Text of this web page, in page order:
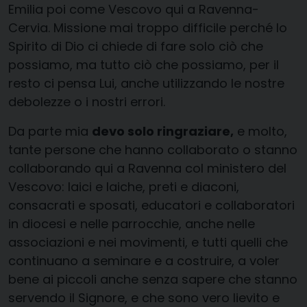
Emilia poi come Vescovo qui a Ravenna-
Cervia. Missione mai troppo difficile perché lo
Spirito di Dio ci chiede di fare solo ciò che
possiamo, ma tutto ciò che possiamo, per il
resto ci pensa Lui, anche utilizzando le nostre
debolezze o i nostri errori.
Da parte mia devo solo ringraziare, e molto,
tante persone che hanno collaborato o stanno
collaborando qui a Ravenna col ministero del
Vescovo: laici e laiche, preti e diaconi,
consacrati e sposati, educatori e collaboratori
in diocesi e nelle parrocchie, anche nelle
associazioni e nei movimenti, e tutti quelli che
continuano a seminare e a costruire, a voler
bene ai piccoli anche senza sapere che stanno
servendo il Signore, e che sono vero lievito e